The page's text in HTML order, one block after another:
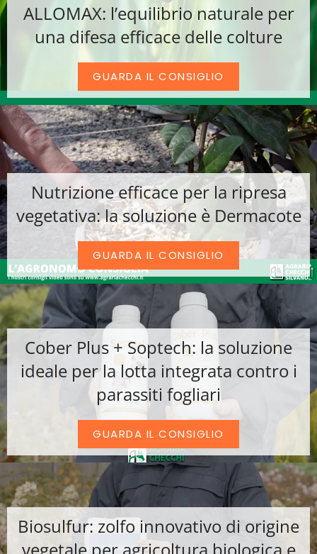
ALLOMAX: l’equilibrio naturale per
una difesa efficace delle colture
GUARDA IL CONSIGLIO
Nutrizione efficace per la ripresa
vegetativa: la soluzione è Dermacote
GUARDA IL CONSIGLIO
Cober Plus + Soptech: la soluzione
ideale per la lotta integrata contro i
parassiti fogliari
GUARDA IL CONSIGLIO
Biosulfur: zolfo innovativo di origine